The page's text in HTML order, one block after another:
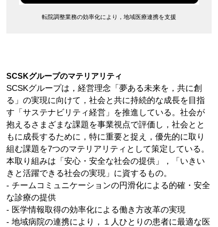
転院調整業務の効率化により，地域医療連携を支援
SCSKグループのマテリアリティ
SCSKグループは，経営理念「夢ある未来を，共に創
る」の実現に向けて，社会と共に持続的な成長を目指
す「サステナビリティ経営」を推進している。社会が
抱えるさまざまな課題を事業視点で評価し，社会とと
もに成長するために，特に重要と捉え，優先的に取り
組む課題を7つのマテリアリティとして策定している。
本取り組みは「安心・安全な社会の提供」，「いきい
きと活躍できる社会の実現」に資するもの。
- チームコミュニケーションの円滑化による的確・安全
な診療の提供
- 医学情報取得の効率化による働き方改革の実現
- 地域病院の連携により，１人ひとりの患者に最適な医